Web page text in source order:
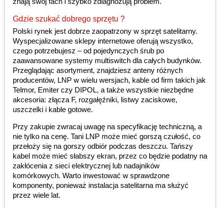
Gdzie szukać dobrego sprzętu ?
Polski rynek jest dobrze zaopatrzony w sprzęt satelitarny.
Wyspecjalizowane sklepy internetowe oferują wszystko,
czego potrzebujesz – od pojedynczych śrub po
zaawansowane systemy multiswitch dla całych budynków.
Przeglądając asortyment, znajdziesz anteny różnych
producentów, LNP w wielu wersjach, kable od firm takich jak
Telmor, Emiter czy DIPOL, a także wszystkie niezbędne
akcesoria: złącza F, rozgałęźniki, listwy zaciskowe,
uszczelki i kable gotowe.
Przy zakupie zwracaj uwagę na specyfikację techniczną, a
nie tylko na cenę. Tani LNP może mieć gorszą czułość, co
przełoży się na gorszy odbiór podczas deszczu. Tańszy
kabel może mieć słabszy ekran, przez co będzie podatny na
zakłócenia z sieci elektrycznej lub nadajników
komórkowych. Warto inwestować w sprawdzone
komponenty, ponieważ instalacja satelitarna ma służyć
przez wiele lat.